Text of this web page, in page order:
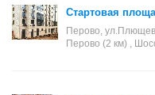
Стартовая
Перово,
Перово (2 км) ,